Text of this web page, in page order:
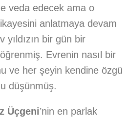
veda edecek ama o
anlatmaya devam
yıldızın bir gün bir
Evrenin nasıl bir
ve her şeyin kendine özgü
düşünmüş.
Üçgeni’nin en parlak